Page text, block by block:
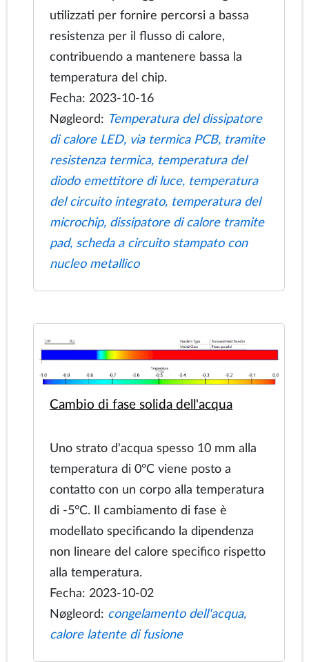
Nøgleord:riduzione del campo del tubo
di controllo dello stress, terminazione
del cavo di media tensione, mastice per
alleviare lo stress elettrico, capocorda
di terminazione del cavo
Temperatura della scheda LED
Il diodo emettitore di luce è posizionato
al circuito stampato con nucleo
metallico. I passaggi termici vengono
utilizzati per fornire percorsi a bassa
resistenza per il flusso di calore,
contribuendo a mantenere bassa la
temperatura del chip.
Fecha: 2023-10-16
Nøgleord:Temperatura del dissipatore
di calore LED, via termica PCB, tramite
resistenza termica, temperatura del